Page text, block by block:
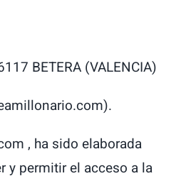
BETERA (VALENCIA)
, ha sido elaborada
y permitir el acceso a la